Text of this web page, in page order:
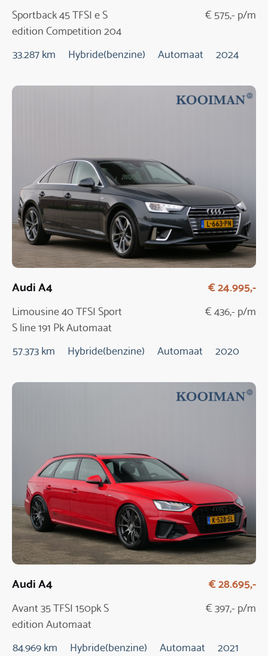
Sportback 45 TFSI e S
edition Competition 204
Pk Automaat
€ 575,- p/m
33.287 km Hybride(benzine) Automaat 2024
Audi A4
Limousine 40 TFSI Sport
S line 191 Pk Automaat
€ 24.995,-
€ 436,- p/m
57.373 km Hybride(benzine) Automaat 2020
Audi A4
Avant 35 TFSI 150pk S
edition Automaat
€ 28.695,-
€ 397,- p/m
84.969 km Hybride(benzine) Automaat 2021